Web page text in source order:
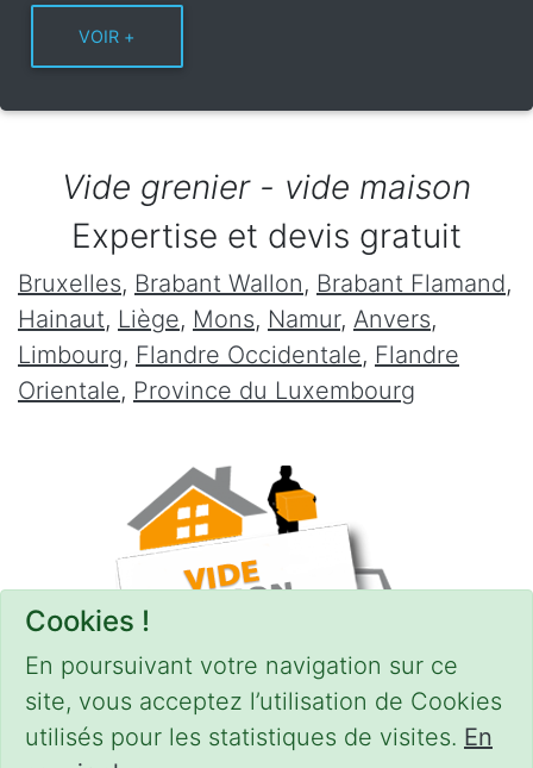
Cookies !
En poursuivant votre navigation sur ce
site, vous acceptez l’utilisation de Cookies
utilisés pour les statistiques de visites. En
Vide grenier - vide maison
Expertise et devis gratuit
Bruxelles, Brabant Wallon, Brabant Flamand,
Hainaut, Liège, Mons, Namur, Anvers,
Limbourg, Flandre Occidentale, Flandre
Orientale, Province du Luxembourg